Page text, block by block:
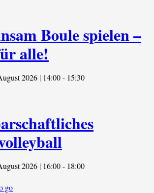
Boule spielen –
alle!
2026 | 14:00- 15:30
2026 | 16:00- 18:00
go